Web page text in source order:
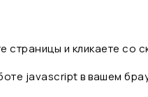
страницы и кликаете
javascript в вашем